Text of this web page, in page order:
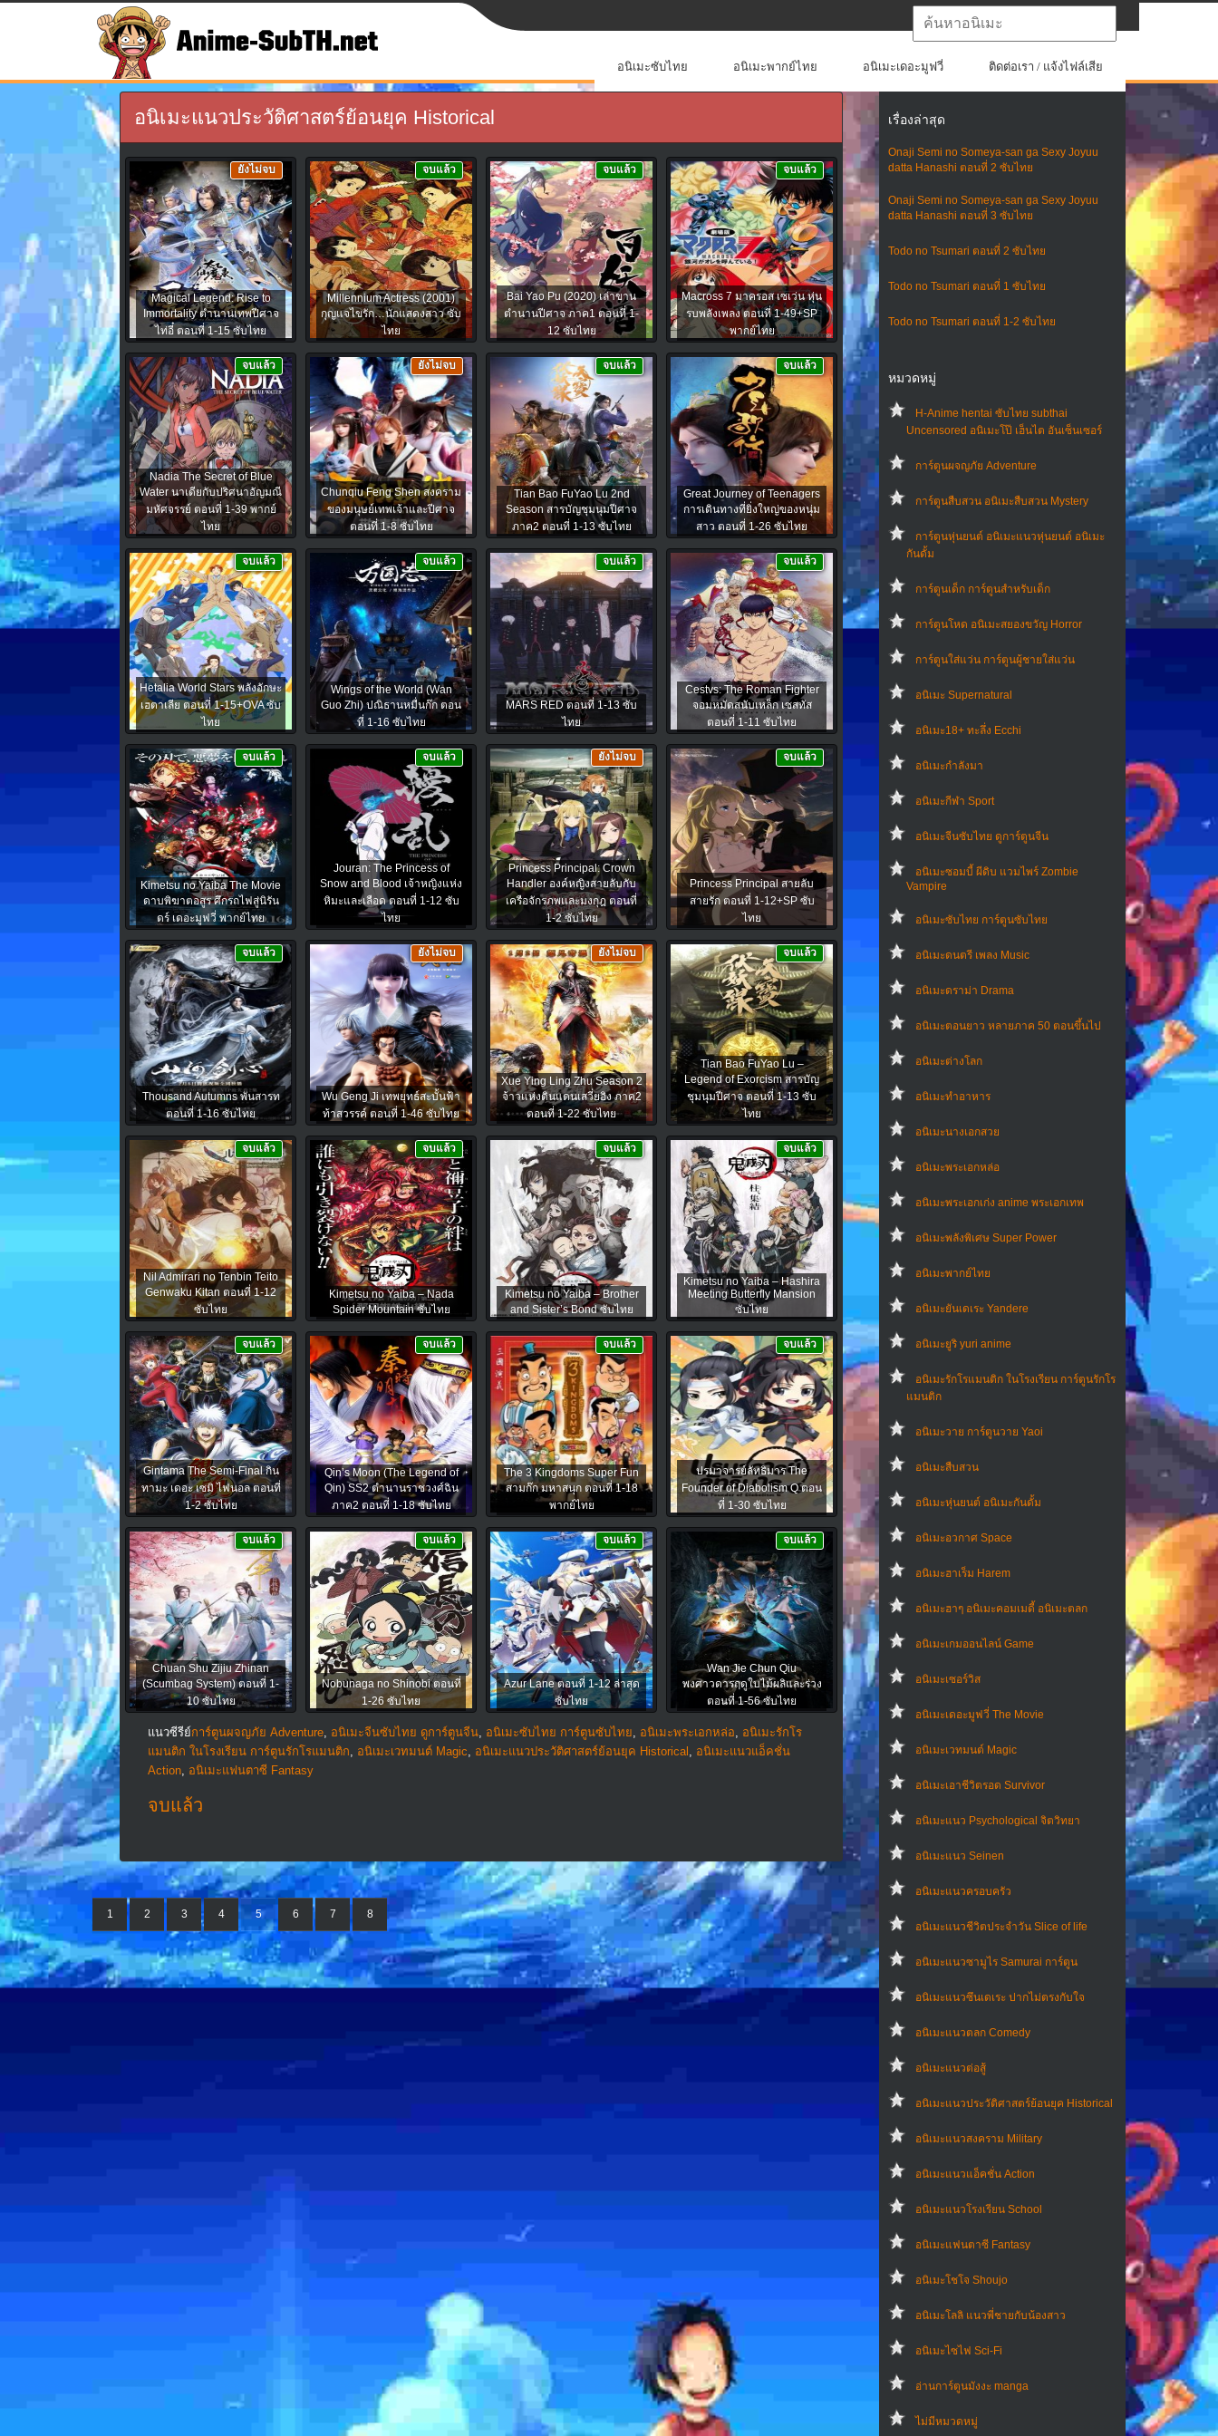
อนิเมะซับไทย อนิเมะพากย์ไทย อนิเมะเดอะมูฟวี่ ติดต่อเรา / แจ้งไฟล์เสีย
เรื่องล่าสุด
Onaji Semi no Someya-san ga Sexy Joyuu
datta Hanashi ตอนที่ 2 ซับไทย
Onaji Semi no Someya-san ga Sexy Joyuu
datta Hanashi ตอนที่ 3 ซับไทย
Todo no Tsumari ตอนที่ 2 ซับไทย
Todo no Tsumari ตอนที่ 1 ซับไทย
Todo no Tsumari ตอนที่ 1-2 ซับไทย
หมวดหมู่
H-Anime hentai ซับไทย subthai
Uncensored อนิเมะโป๊ เฮ็นไต อันเซ็นเซอร์
การ์ตูนผจญภัย Adventure
การ์ตูนสืบสวน อนิเมะสืบสวน Mystery
การ์ตูนหุ่นยนต์ อนิเมะแนวหุ่นยนต์ อนิเมะ
กันดั้ม
การ์ตูนเด็ก การ์ตูนสำหรับเด็ก
การ์ตูนโหด อนิเมะสยองขวัญ Horror
การ์ตูนใส่แว่น การ์ตูนผู้ชายใส่แว่น
อนิเมะ Supernatural
อนิเมะ18+ ทะลึ่ง Ecchi
อนิเมะกำลังมา
อนิเมะกีฬา Sport
อนิเมะจีนซับไทย ดูการ์ตูนจีน
อนิเมะซอมบี้ ผีดิบ แวมไพร์ Zombie
Vampire
อนิเมะซับไทย การ์ตูนซับไทย
อนิเมะดนตรี เพลง Music
อนิเมะดราม่า Drama
อนิเมะตอนยาว หลายภาค 50 ตอนขึ้นไป
อนิเมะต่างโลก
อนิเมะทําอาหาร
อนิเมะนางเอกสวย
อนิเมะพระเอกหล่อ
อนิเมะพระเอกเก่ง anime พระเอกเทพ
อนิเมะพลังพิเศษ Super Power
อนิเมะพากย์ไทย
อนิเมะยันเดเระ Yandere
อนิเมะยูริ yuri anime
อนิเมะรักโรแมนติก ในโรงเรียน การ์ตูนรักโร
แมนติก
อนิเมะวาย การ์ตูนวาย Yaoi
อนิเมะสืบสวน
อนิเมะหุ่นยนต์ อนิเมะกันดั้ม
อนิเมะอวกาศ Space
อนิเมะฮาเร็ม Harem
อนิเมะฮาๆ อนิเมะคอมเมดี้ อนิเมะตลก
อนิเมะเกมออนไลน์ Game
อนิเมะเซอร์วิส
อนิเมะเดอะมูฟวี่ The Movie
อนิเมะเวทมนต์ Magic
อนิเมะเอาชีวิตรอด Survivor
อนิเมะแนว Psychological จิตวิทยา
อนิเมะแนว Seinen
อนิเมะแนวครอบครัว
อนิเมะแนวชีวิตประจําวัน Slice of life
อนิเมะแนวซามูไร Samurai การ์ตูน
อนิเมะแนวซึนเดเระ ปากไม่ตรงกับใจ
อนิเมะแนวตลก Comedy
อนิเมะแนวต่อสู้
อนิเมะแนวประวัติศาสตร์ย้อนยุค Historical
อนิเมะแนวสงคราม Military
อนิเมะแนวแอ็คชั่น Action
อนิเมะแนวโรงเรียน School
อนิเมะแฟนตาซี Fantasy
อนิเมะโชโจ Shoujo
อนิเมะโลลิ แนวพี่ชายกับน้องสาว
อนิเมะไซไฟ Sci-Fi
อ่านการ์ตูนมังงะ manga
ไม่มีหมวดหมู่
อนิเมะแนวประวัติศาสตร์ย้อนยุค Historical
Magical Legend: Rise to
Immortality ตำนานเทพปีศาจ
ไท่อี๋ ตอนที่ 1-15 ซับไทย
ยังไม่จบ
Millennium Actress (2001)
กุญแจไขรัก…นักแสดงสาว ซับ
ไทย
จบแล้ว
Bai Yao Pu (2020) เล่าขาน
ตำนานปีศาจ ภาค1 ตอนที่ 1-
12 ซับไทย
จบแล้ว
Macross 7 มาครอส เซเว่น หุ่น
รบพลังเพลง ตอนที่ 1-49+SP
พากย์ไทย
จบแล้ว
Nadia The Secret of Blue
Water นาเดียกับปริศนาอัญมณี
มหัศจรรย์ ตอนที่ 1-39 พากย์
ไทย
จบแล้ว
Chunqiu Feng Shen สงคราม
ของมนุษย์เทพเจ้าและปีศาจ
ตอนที่ 1-8 ซับไทย
ยังไม่จบ
Tian Bao FuYao Lu 2nd
Season สารบัญชุมนุมปีศาจ
ภาค2 ตอนที่ 1-13 ซับไทย
จบแล้ว
Great Journey of Teenagers
การเดินทางที่ยิ่งใหญ่ของหนุ่ม
สาว ตอนที่ 1-26 ซับไทย
จบแล้ว
Hetalia World Stars พลังอักษะ
เฮตาเลีย ตอนที่ 1-15+OVA ซับ
ไทย
จบแล้ว
Wings of the World (Wan
Guo Zhi) ปณิธานหมื่นก๊ก ตอน
ที่ 1-16 ซับไทย
จบแล้ว
MARS RED ตอนที่ 1-13 ซับ
ไทย
จบแล้ว
Cestvs: The Roman Fighter
จอมหมัดสนับเหล็ก เซสทัส
ตอนที่ 1-11 ซับไทย
จบแล้ว
Kimetsu no Yaiba The Movie
ดาบพิฆาตอสูร ศึกรถไฟสู่นิรัน
ดร์ เดอะมูฟวี่ พากย์ไทย
จบแล้ว
Jouran: The Princess of
Snow and Blood เจ้าหญิงแห่ง
หิมะและเลือด ตอนที่ 1-12 ซับ
ไทย
จบแล้ว
Princess Principal: Crown
Handler องค์หญิงสายลับกับ
เครือจักรภพเเละมงกุฎ ตอนที่
1-2 ซับไทย
ยังไม่จบ
Princess Principal สายลับ
สายรัก ตอนที่ 1-12+SP ซับ
ไทย
จบแล้ว
Thousand Autumns พันสารท
ตอนที่ 1-16 ซับไทย
จบแล้ว
Wu Geng Ji เทพยุทธ์สะบั้นฟ้า
ท้าสวรรค์ ตอนที่ 1-46 ซับไทย
ยังไม่จบ
Xue Ying Ling Zhu Season 2
จ้าวแห่งดินแดนเสวี่ยอิง ภาค2
ตอนที่ 1-22 ซับไทย
ยังไม่จบ
Tian Bao FuYao Lu –
Legend of Exorcism สารบัญ
ชุมนุมปีศาจ ตอนที่ 1-13 ซับ
ไทย
จบแล้ว
Nil Admirari no Tenbin Teito
Genwaku Kitan ตอนที่ 1-12
ซับไทย
จบแล้ว
Kimetsu no Yaiba – Nada
Spider Mountain ซับไทย
จบแล้ว
Kimetsu no Yaiba – Brother
and Sister’s Bond ซับไทย
จบแล้ว
Kimetsu no Yaiba – Hashira
Meeting Butterfly Mansion
ซับไทย
จบแล้ว
Gintama The Semi-Final กิน
ทามะ เดอะ เซมิ ไฟนอล ตอนที่
1-2 ซับไทย
จบแล้ว
Qin’s Moon (The Legend of
Qin) SS2 ตำนานราชวงศ์ฉิน
ภาค2 ตอนที่ 1-18 ซับไทย
จบแล้ว
The 3 Kingdoms Super Fun
สามก๊ก มหาสนุก ตอนที่ 1-18
พากย์ไทย
จบแล้ว
ปรมาจารย์ลัทธิมาร The
Founder of Diabolism Q ตอน
ที่ 1-30 ซับไทย
จบแล้ว
Chuan Shu Zijiu Zhinan
(Scumbag System) ตอนที่ 1-
10 ซับไทย
จบแล้ว
Nobunaga no Shinobi ตอนที่
1-26 ซับไทย
จบแล้ว
Azur Lane ตอนที่ 1-12 ล่าสุด
ซับไทย
จบแล้ว
Wan Jie Chun Qiu
พงศาวดารฤดูใบไม้ผลิและร่วง
ตอนที่ 1-56 ซับไทย
จบแล้ว
แนวซีรีย์การ์ตูนผจญภัย Adventure, อนิเมะจีนซับไทย ดูการ์ตูนจีน, อนิเมะซับไทย การ์ตูนซับไทย, อนิเมะพระเอกหล่อ, อนิเมะรักโร
แมนติก ในโรงเรียน การ์ตูนรักโรแมนติก, อนิเมะเวทมนต์ Magic, อนิเมะแนวประวัติศาสตร์ย้อนยุค Historical , อนิเมะแนวแอ็คชั่น
Action, อนิเมะแฟนตาซี Fantasy
จบแล้ว
1 2 3 4 5 6 7 8